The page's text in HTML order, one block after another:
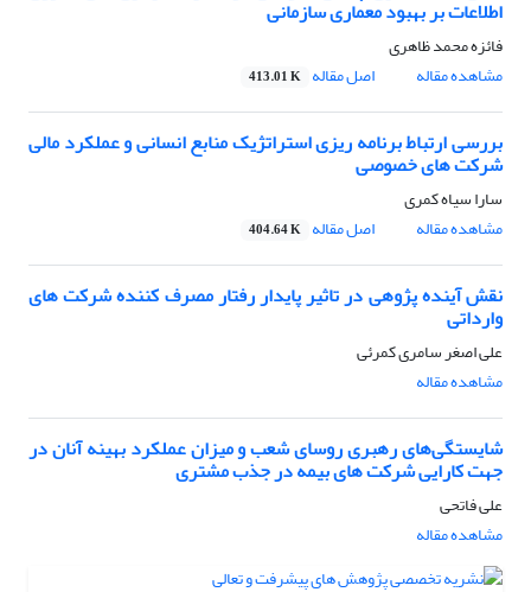
اطلاعات بر بهبود معماری سازمانی
فائزه محمد ظاهری
مشاهده مقاله
اصل مقاله 413.01 K
بررسی ارتباط برنامه ریزی استراتژیک منابع انسانی و عملکرد مالی
شرکت های خصوصی
سارا سیاه کمری
مشاهده مقاله
اصل مقاله 404.64 K
نقش آینده پژوهی در تاثیر پایدار رفتار مصرف کننده شرکت های
وارداتی
علی اصغر سامری کمرئی
مشاهده مقاله
شایستگی‌های رهبری روسای شعب و میزان عملکرد بهینه آنان در
جهت کارایی شرکت های بیمه در جذب مشتری
علی فاتحی
مشاهده مقاله